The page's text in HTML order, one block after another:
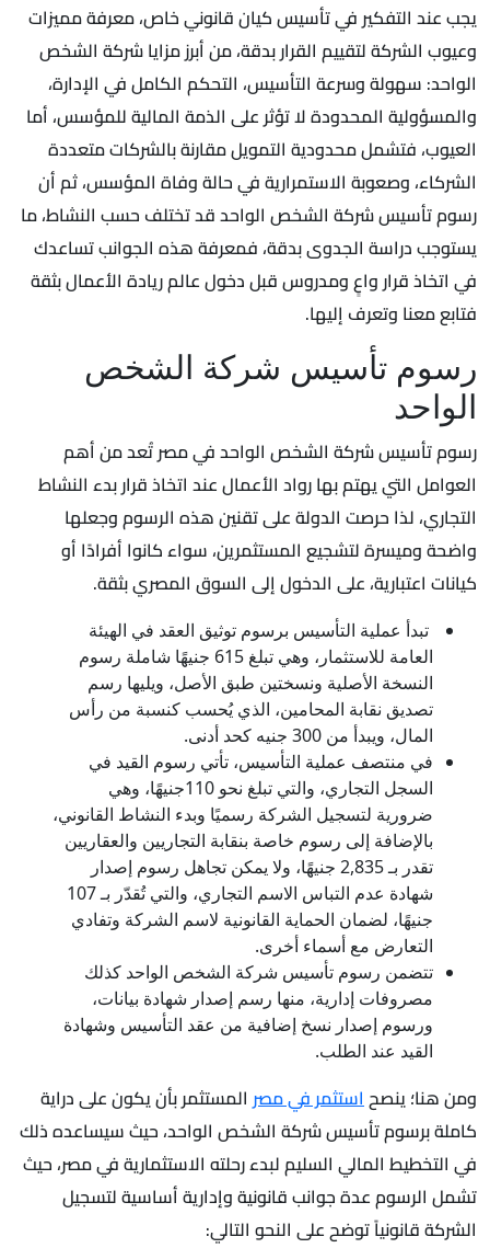
يجب عند التفكير في تأسيس كيان قانوني خاص، معرفة مميزات
وعيوب الشركة لتقييم القرار بدقة، من أبرز مزايا شركة الشخص
الواحد: سهولة وسرعة التأسيس، التحكم الكامل في الإدارة،
والمسؤولية المحدودة لا تؤثر على الذمة المالية للمؤسس، أما
العيوب، فتشمل محدودية التمويل مقارنة بالشركات متعددة
الشركاء، وصعوبة الاستمرارية في حالة وفاة المؤسس، ثم أن
رسوم تأسيس شركة الشخص الواحد قد تختلف حسب النشاط، ما
يستوجب دراسة الجدوى بدقة، فمعرفة هذه الجوانب تساعدك
في اتخاذ قرار واعٍ ومدروس قبل دخول عالم ريادة الأعمال بثقة
فتابع معنا وتعرف إليها.
رسوم تأسيس شركة الشخص
الواحد
رسوم تأسيس شركة الشخص الواحد في مصر تُعد من أهم
العوامل التي يهتم بها رواد الأعمال عند اتخاذ قرار بدء النشاط
التجاري، لذا حرصت الدولة على تقنين هذه الرسوم وجعلها
واضحة وميسرة لتشجيع المستثمرين، سواء كانوا أفرادًا أو
كيانات اعتبارية، على الدخول إلى السوق المصري بثقة.
تبدأ عملية التأسيس برسوم توثيق العقد في الهيئة
العامة للاستثمار، وهي تبلغ 615 جنيهًا شاملة رسوم
النسخة الأصلية ونسختين طبق الأصل، ويليها رسم
تصديق نقابة المحامين، الذي يُحسب كنسبة من رأس
المال، ويبدأ من 300 جنيه كحد أدنى.
في منتصف عملية التأسيس، تأتي رسوم القيد في
السجل التجاري، والتي تبلغ نحو 110جنيهًا، وهي
ضرورية لتسجيل الشركة رسميًا وبدء النشاط القانوني،
بالإضافة إلى رسوم خاصة بنقابة التجاريين والعقاريين
تقدر بـ 2,835 جنيهًا، ولا يمكن تجاهل رسوم إصدار
شهادة عدم التباس الاسم التجاري، والتي تُقدّر بـ 107
جنيهًا، لضمان الحماية القانونية لاسم الشركة وتفادي
التعارض مع أسماء أخرى.
تتضمن رسوم تأسيس شركة الشخص الواحد كذلك
مصروفات إدارية، منها رسم إصدار شهادة بيانات،
ورسوم إصدار نسخ إضافية من عقد التأسيس وشهادة
القيد عند الطلب.
ومن هنا؛ ينصحاستثمر في مصرالمستثمر بأن يكون على دراية
كاملة برسوم تأسيس شركة الشخص الواحد، حيث سيساعده ذلك
في التخطيط المالي السليم لبدء رحلته الاستثمارية في مصر، حيث
تشمل الرسوم عدة جوانب قانونية وإدارية أساسية لتسجيل
الشركة قانونياً توضح على النحو التالي: